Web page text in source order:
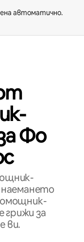
Фо
наемането
грижи за
ви.